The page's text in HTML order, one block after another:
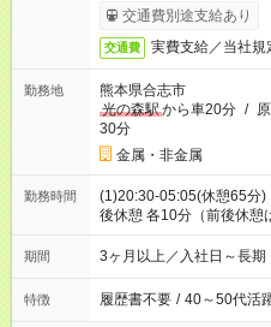
交通費別途支給あり
交通費 実費支給／当社規
勤務地
熊本県合志市
光の森駅から車20分 /
30分
金属・非金属
勤務時間
(1)20:30-05:05(休憩65分
後休憩 各10分（前後休憩
期間 3ヶ月以上／入社日～長
特徴 履歴書不要 / 40～50代活